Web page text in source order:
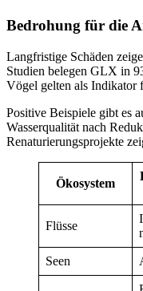
Bedrohung für die
Langfristige Schäden
Studien belegen GLX in
Vögel gelten als Indikator
Positive Beispiele gibt es
Wasserqualität nach
Renaturierungsprojekte
Ökosystem
Flüsse
Seen